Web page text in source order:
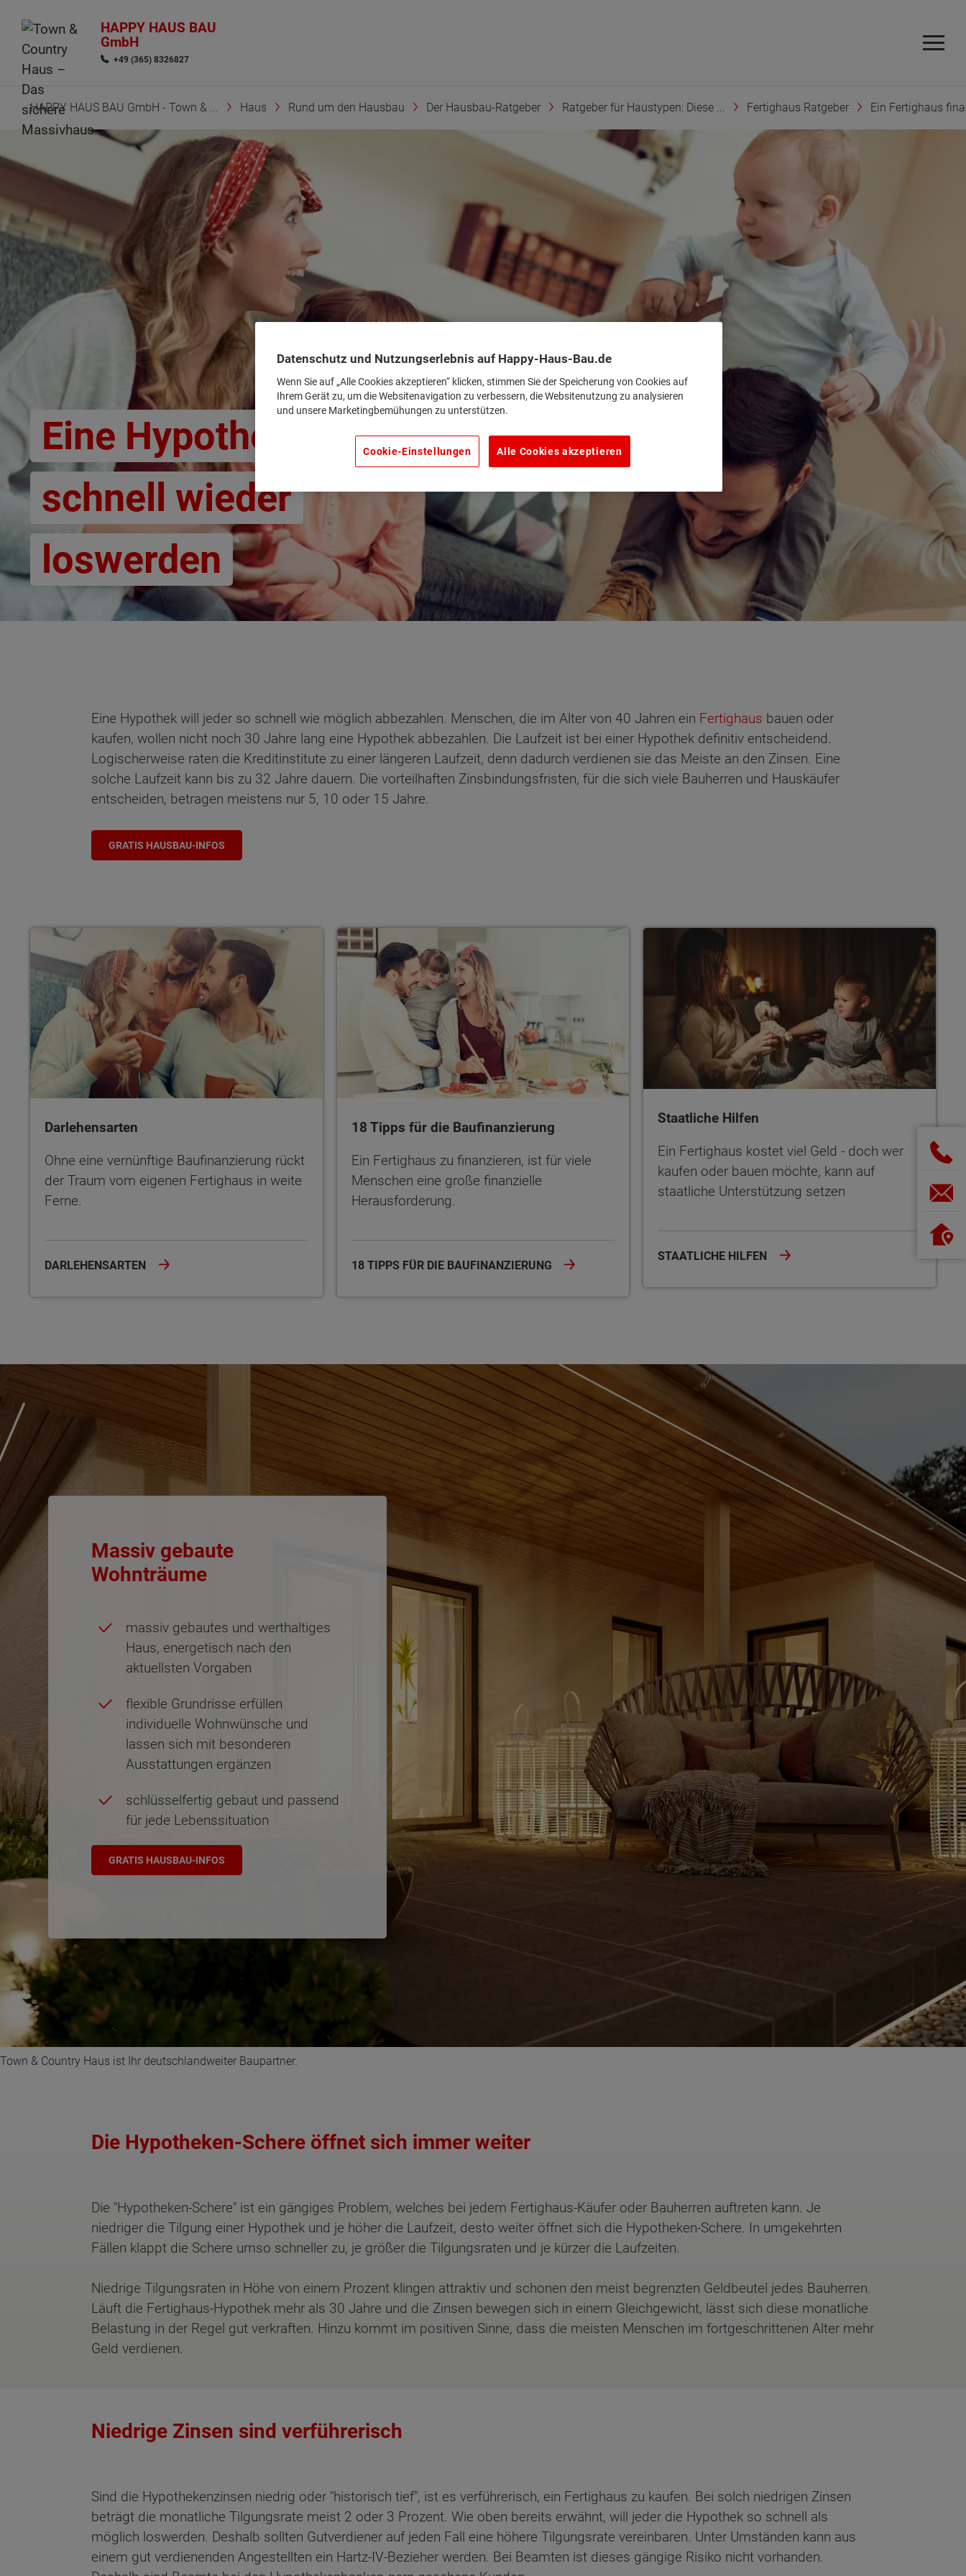
HAPPY HAUS BAU
GmbH
+49 (365) 8326827
HAPPY HAUS BAU GmbH - Town & ... Haus Rund um den Hausbau Der Hausbau-Ratgeber Ratgeber für Haustypen: Diese ... Fertighaus Ratgeber Ein Fertighaus
Eine Hypothek
schnell wieder
loswerden
Eine Hypothek will jeder so schnell wie möglich abbezahlen. Menschen, die im Alter von 40 Jahren ein Fertighaus bauen oder
kaufen, wollen nicht noch 30 Jahre lang eine Hypothek abbezahlen. Die Laufzeit ist bei einer Hypothek definitiv entscheidend.
Logischerweise raten die Kreditinstitute zu einer längeren Laufzeit, denn dadurch verdienen sie das Meiste an den Zinsen. Eine
solche Laufzeit kann bis zu 32 Jahre dauern. Die vorteilhaften Zinsbindungsfristen, für die sich viele Bauherren und Hauskäufer
entscheiden, betragen meistens nur 5, 10 oder 15 Jahre.
GRATIS HAUSBAU-INFOS
Darlehensarten
Darlehensarten
Ohne eine vernünftige Baufinanzierung rückt
der Traum vom eigenen Fertighaus in weite
Ferne.
DARLEHENSARTEN
18 Tipps für die Baufinanzierung
18 Tipps für die Baufinanzierung
Ein Fertighaus zu finanzieren, ist für viele
Menschen eine große finanzielle
Herausforderung.
18 TIPPS FÜR DIE BAUFINANZIERUNG
Staatliche Hilfen
Staatliche Hilfen
Ein Fertighaus kostet viel Geld - doch wer
kaufen oder bauen möchte, kann auf
staatliche Unterstützung setzen
STAATLICHE HILFEN
Town & Country Haus ist Ihr deutschlandweiter Baupartner.
Massiv gebaute
Wohnträume
massiv gebautes und werthaltiges
Haus, energetisch nach den
aktuellsten Vorgaben
flexible Grundrisse erfüllen
individuelle Wohnwünsche und
lassen sich mit besonderen
Ausstattungen ergänzen
schlüsselfertig gebaut und passend
für jede Lebenssituation
GRATIS HAUSBAU-INFOS
Die Hypotheken-Schere öffnet sich immer weiter
Die "Hypotheken-Schere" ist ein gängiges Problem, welches bei jedem Fertighaus-Käufer oder Bauherren auftreten kann. Je
niedriger die Tilgung einer Hypothek und je höher die Laufzeit, desto weiter öffnet sich die Hypotheken-Schere. In umgekehrten
Fällen klappt die Schere umso schneller zu, je größer die Tilgungsraten und je kürzer die Laufzeiten.
Niedrige Tilgungsraten in Höhe von einem Prozent klingen attraktiv und schonen den meist begrenzten Geldbeutel jedes Bauherren.
Läuft die Fertighaus-Hypothek mehr als 30 Jahre und die Zinsen bewegen sich in einem Gleichgewicht, lässt sich diese monatliche
Belastung in der Regel gut verkraften. Hinzu kommt im positiven Sinne, dass die meisten Menschen im fortgeschrittenen Alter mehr
Geld verdienen.
Niedrige Zinsen sind verführerisch
Sind die Hypothekenzinsen niedrig oder "historisch tief", ist es verführerisch, ein Fertighaus zu kaufen. Bei solch niedrigen Zinsen
beträgt die monatliche Tilgungsrate meist 2 oder 3 Prozent. Wie oben bereits erwähnt, will jeder die Hypothek so schnell als
möglich loswerden. Deshalb sollten Gutverdiener auf jeden Fall eine höhere Tilgungsrate vereinbaren. Unter Umständen kann aus
einem gut verdienenden Angestellten ein Hartz-IV-Bezieher werden. Bei Beamten ist dieses gängige Risiko nicht vorhanden.
Wonach möchten Sie suchen?
Datenschutz und Nutzungserlebnis auf Happy-Haus-Bau.de
Wenn Sie auf „Alle Cookies akzeptieren“ klicken, stimmen Sie der Speicherung von Cookies auf
Ihrem Gerät zu, um die Websitenavigation zu verbessern, die Websitenutzung zu analysieren
und unsere Marketingbemühungen zu unterstützen.
Cookie-Einstellungen Alle Cookies akzeptieren